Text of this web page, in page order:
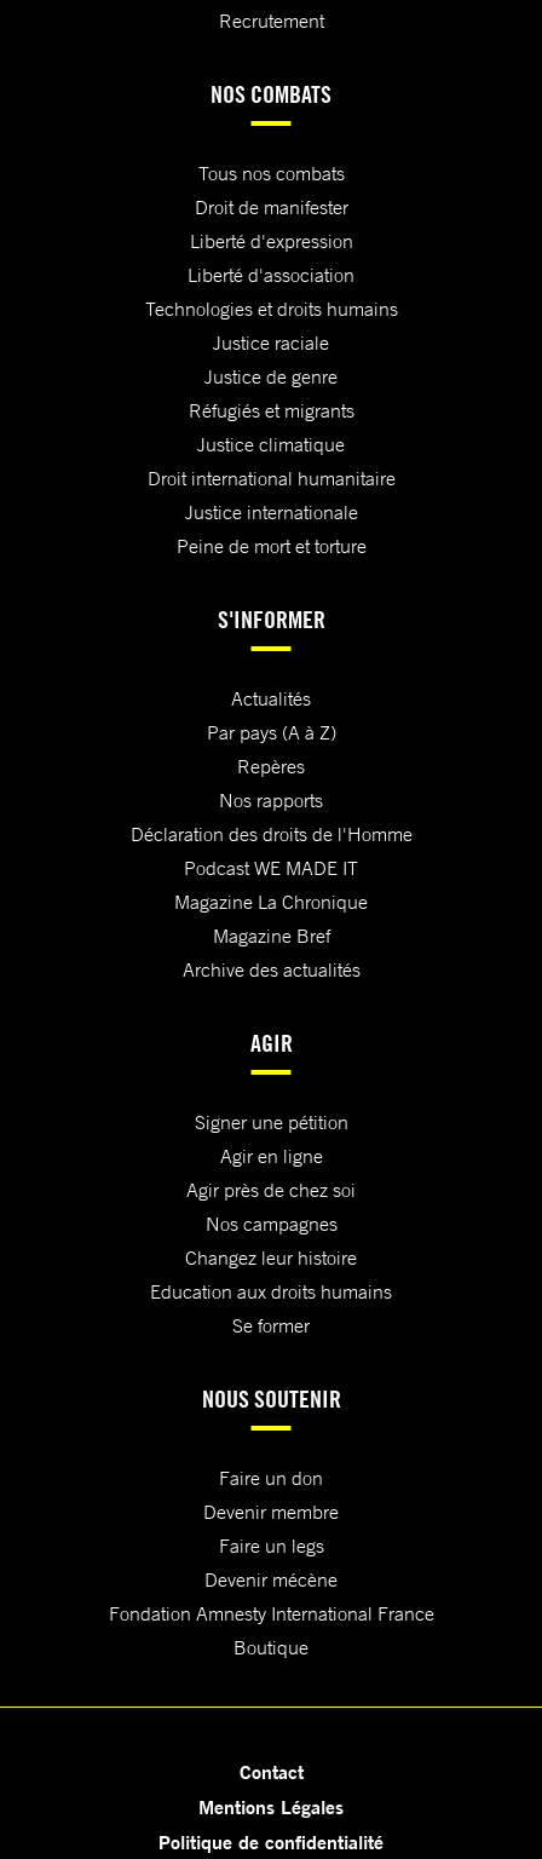
Recrutement
NOS COMBATS
Tous nos combats
Droit de manifester
Liberté d'expression
Liberté d'association
Technologies et droits humains
Justice raciale
Justice de genre
Réfugiés et migrants
Justice climatique
Droit international humanitaire
Justice internationale
Peine de mort et torture
S'INFORMER
Actualités
Par pays (A à Z)
Repères
Nos rapports
Déclaration des droits de l'Homme
Podcast WE MADE IT
Magazine La Chronique
Magazine Bref
Archive des actualités
AGIR
Signer une pétition
Agir en ligne
Agir près de chez soi
Nos campagnes
Changez leur histoire
Education aux droits humains
Se former
NOUS SOUTENIR
Faire un don
Devenir membre
Faire un legs
Devenir mécène
Fondation Amnesty International France
Boutique
Contact
Mentions Légales
Politique de confidentialité